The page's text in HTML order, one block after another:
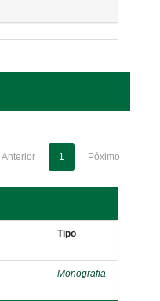
Anterior 1 Póximo
Tipo
Monografia